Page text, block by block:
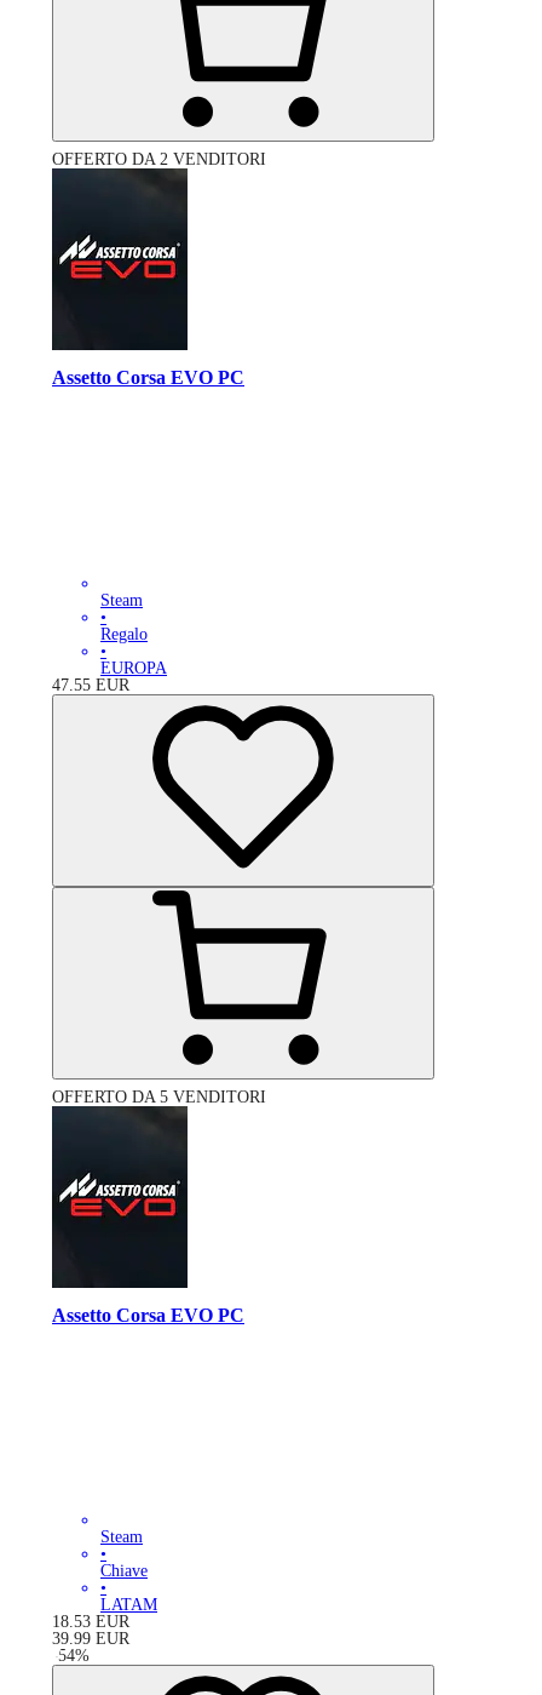
OFFERTO DA 2 VENDITORI
Assetto Corsa EVO PC
Steam
•
Regalo
•
EUROPA
47.55 EUR
OFFERTO DA 5 VENDITORI
Assetto Corsa EVO PC
Steam
•
Chiave
•
LATAM
18.53 EUR
39.99 EUR
-54%